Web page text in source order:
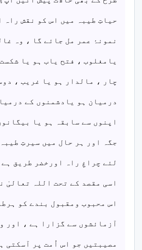
حیاتِ طیبہ میں اس کو نقش راہ
نمونۂ عمر مل جائے گا ، وہ
یامغلوب ، فتح یاب ہو یا
چار ، مالدار ہو یا غریب ،
درمیان ہو یادشمنوں کے
اپنوں سے سابقہ ہو یا
جگہ اور ہر حال میں سیرتِ
لئے چراغِ راہ اورخضر طریق
اسی مقصد کے تحت اللہ تعالیٰ
اس محبوب ومقبول بندے کو
آزمائشوں سے گزارا ہے ، اور
مصیبتیں جو اس اُمت پر آسکتی